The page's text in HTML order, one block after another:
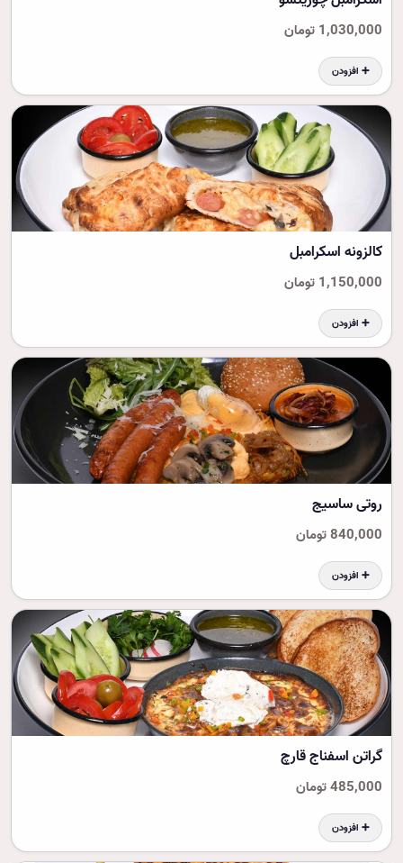
1,030,000 تومان
➕ افزودن
کالزونه اسکرامبل
1,150,000 تومان
➕ افزودن
روتی ساسیج
840,000 تومان
➕ افزودن
گراتن اسفناج قارچ
485,000 تومان
➕ افزودن